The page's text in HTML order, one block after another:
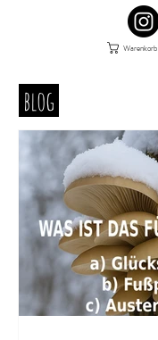
Warenkorb
blog